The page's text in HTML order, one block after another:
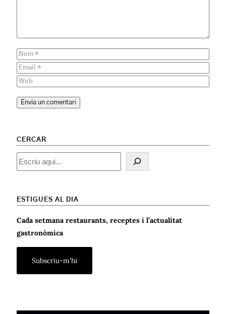
CERCAR
Cercar
ESTIGUES AL DIA
Cada setmana restaurants, receptes i l’actualitat
gastronòmica